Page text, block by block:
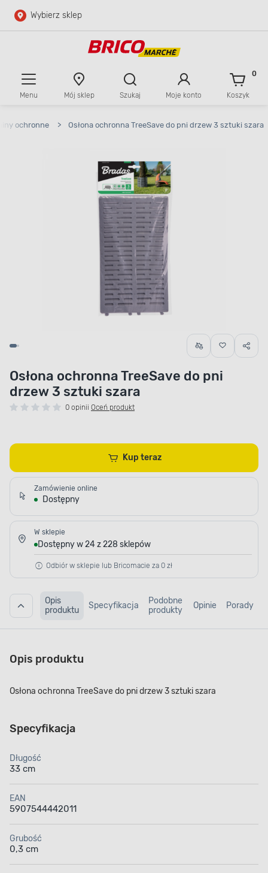
Przejdź do głównej zawartości
Wybierz sklep
Menu Mój sklep Szukaj Moje konto Koszyk
0
ochronne > Osłona ochronna TreeSave do pni drzew 3 sztuki szara
Osłona ochronna TreeSave do pni
drzew 3 sztuki szara
0 opinii Oceń produkt
Kup teraz
Zamówienie online
Dostępny
W sklepie
Dostępny w 24 z 228 sklepów
Odbiór w sklepie lub Bricomacie za 0 zł
Opis
produktu
Specyfikacja
Podobne
produkty
Opinie Porady
Opis produktu
Osłona ochronna TreeSave do pni drzew 3 sztuki szara
Specyfikacja
Długość
33 cm
EAN
5907544442011
Grubość
0,3 cm